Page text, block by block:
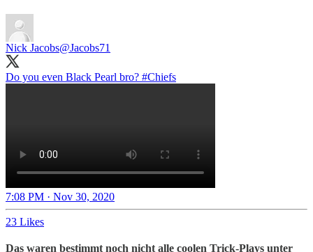
Nick Jacobs@Jacobs71
Do you even Black Pearl bro? #Chiefs
7:08 PM · Nov 30, 2020
23 Likes
Das waren bestimmt noch nicht alle coolen Trick-Plays unter